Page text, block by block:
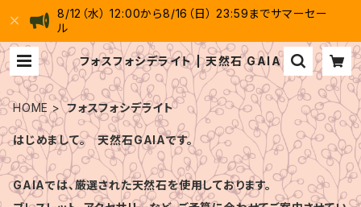
8/12（水） 12:00から8/16（日） 23:59までサマーセー
ル
フォスフォシデライト | 天然石 GAIA
HOME フォスフォシデライト
はじめまして。 天然石GAIAです。
GAIAでは、厳選された天然石を使用しております。